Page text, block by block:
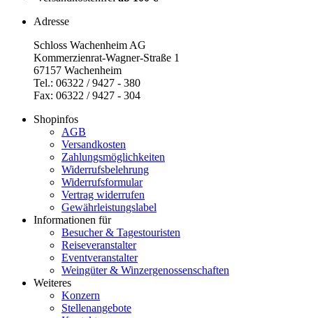
Adresse
Schloss Wachenheim AG
Kommerzienrat-Wagner-Straße 1
67157 Wachenheim
Tel.: 06322 / 9427 - 380
Fax: 06322 / 9427 - 304
Shopinfos
AGB
Versandkosten
Zahlungsmöglichkeiten
Widerrufsbelehrung
Widerrufsformular
Vertrag widerrufen
Gewährleistungslabel
Informationen für
Besucher & Tagestouristen
Reiseveranstalter
Eventveranstalter
Weingüter & Winzergenossenschaften
Weiteres
Konzern
Stellenangebote